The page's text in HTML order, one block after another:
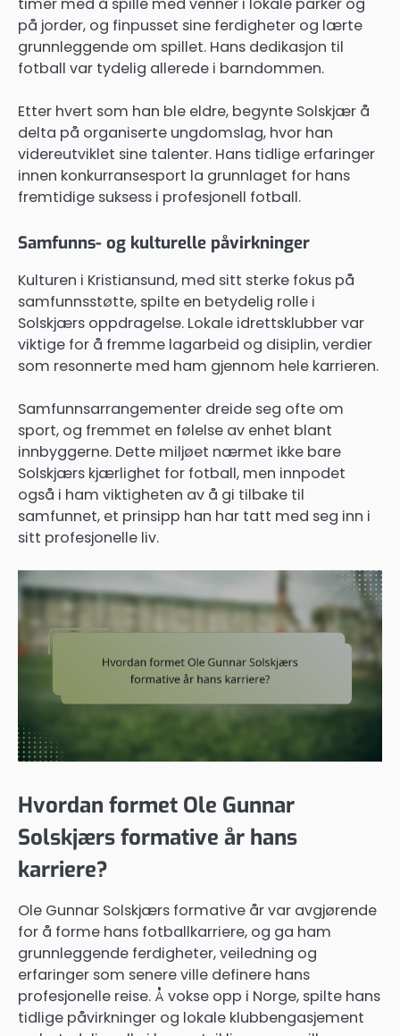
timer med å spille med venner i lokale parker og
på jorder, og finpusset sine ferdigheter og lærte
grunnleggende om spillet. Hans dedikasjon til
fotball var tydelig allerede i barndommen.
Etter hvert som han ble eldre, begynte Solskjær å
delta på organiserte ungdomslag, hvor han
videreutviklet sine talenter. Hans tidlige erfaringer
innen konkurransesport la grunnlaget for hans
fremtidige suksess i profesjonell fotball.
Samfunns- og kulturelle påvirkninger
Kulturen i Kristiansund, med sitt sterke fokus på
samfunnsstøtte, spilte en betydelig rolle i
Solskjærs oppdragelse. Lokale idrettsklubber var
viktige for å fremme lagarbeid og disiplin, verdier
som resonnerte med ham gjennom hele karrieren.
Samfunnsarrangementer dreide seg ofte om
sport, og fremmet en følelse av enhet blant
innbyggerne. Dette miljøet nærmet ikke bare
Solskjærs kjærlighet for fotball, men innpodet
også i ham viktigheten av å gi tilbake til
samfunnet, et prinsipp han har tatt med seg inn i
sitt profesjonelle liv.
Hvordan formet Ole Gunnar
Solskjærs formative år hans
karriere?
Ole Gunnar Solskjærs formative år var avgjørende
for å forme hans fotballkarriere, og ga ham
grunnleggende ferdigheter, veiledning og
erfaringer som senere ville definere hans
profesjonelle reise. Å vokse opp i Norge, spilte hans
tidlige påvirkninger og lokale klubbengasjement